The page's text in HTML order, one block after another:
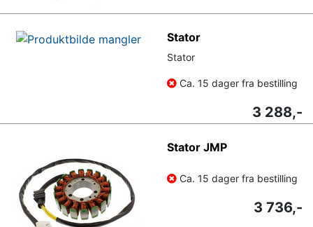
Stator
Stator
Ca. 15 dager fra bestilling
3 288,-
Stator JMP
Ca. 15 dager fra bestilling
3 736,-